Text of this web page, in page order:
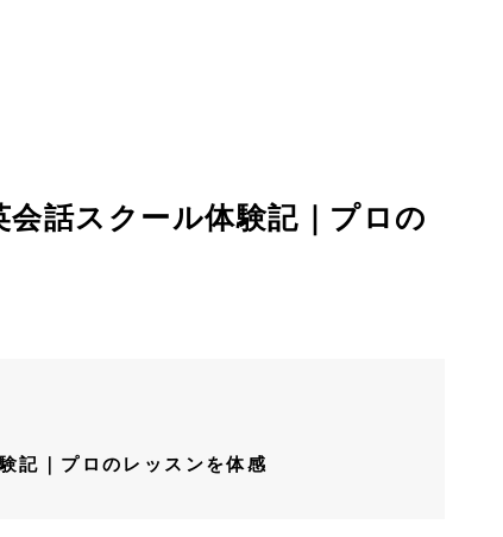
話スクール体験記｜プロの
記｜プロのレッスンを体感